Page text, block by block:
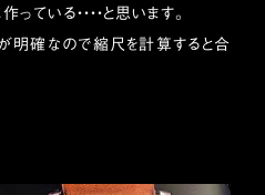
いる・・・・と思います。
明確なので縮尺を計算すると合